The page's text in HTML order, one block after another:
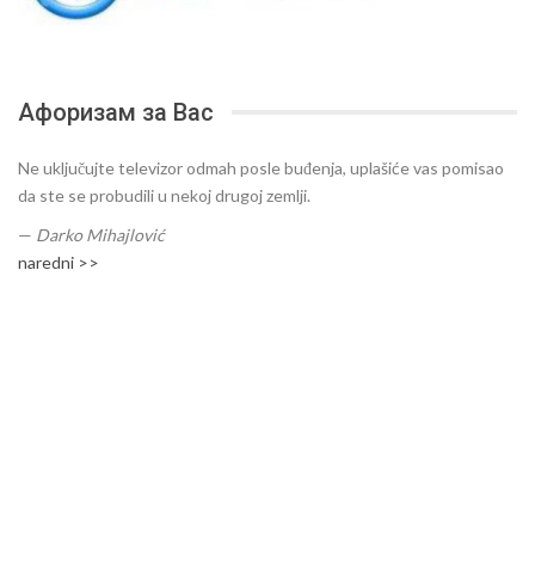
Афоризам за Вас
Ne uključujte televizor odmah posle buđenja, uplašiće vas pomisao
da ste se probudili u nekoj drugoj zemlji.
— Darko Mihajlović
naredni >>